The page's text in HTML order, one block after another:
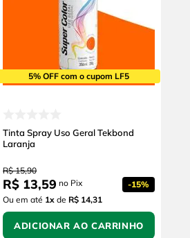
5% OFF com o cupom LF5
Tinta Spray Uso Geral Tekbond
Laranja
R$ 15,90
R$ 13,59 no Pix -15%
Ou em até 1x de R$ 14,31
ADICIONAR AO CARRINHO